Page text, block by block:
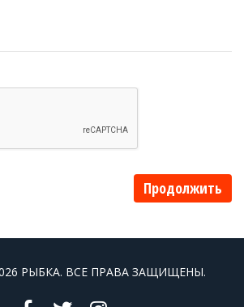
Продолжить
РЫБКА. ВСЕ ПРАВА ЗАЩИЩЕНЫ.